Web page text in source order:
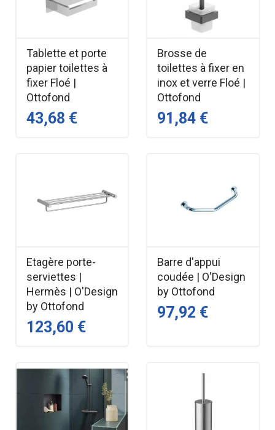
Tablette et porte
papier toilettes à
fixer Floé |
Ottofond
43,68 €
Brosse de
toilettes à fixer en
inox et verre Floé |
Ottofond
91,84 €
Etagère porte-
serviettes |
Hermès | O'Design
by Ottofond
123,60 €
Barre d'appui
coudée | O'Design
by Ottofond
97,92 €